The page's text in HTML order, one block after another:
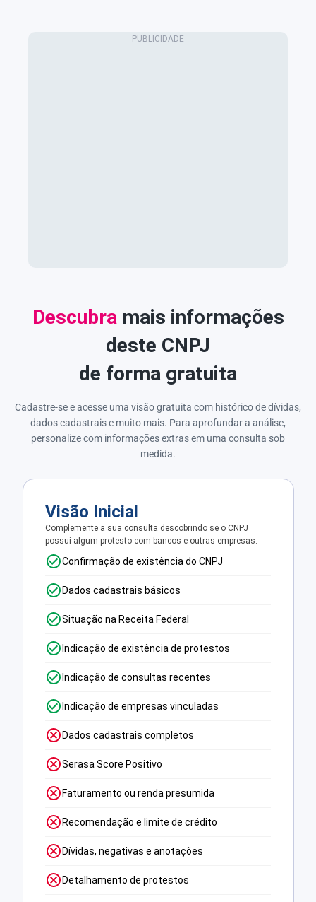
Descubramais informações
deste CNPJ
de forma gratuita
Cadastre-se e acesse uma visão gratuita com histórico de dívidas,
dados cadastrais e muito mais. Para aprofundar a análise,
personalize com informações extras em uma consulta sob
medida.
Visão Inicial
Complemente a sua consulta descobrindo se o CNPJ
possui algum protesto com bancos e outras empresas.
Confirmação de existência do CNPJ
Dados cadastrais básicos
Situação na Receita Federal
Indicação de existência de protestos
Indicação de consultas recentes
Indicação de empresas vinculadas
Dados cadastrais completos
Serasa Score Positivo
Faturamento ou renda presumida
Recomendação e limite de crédito
Dívidas, negativas e anotações
Detalhamento de protestos